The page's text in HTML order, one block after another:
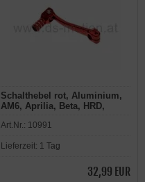
Schalthebel rot, Aluminium,
AM6, Aprilia, Beta, HRD,
Motorhispania, Peugeot,
Art.Nr.: 10991
Lieferzeit: 1 Tag
32,99 EUR